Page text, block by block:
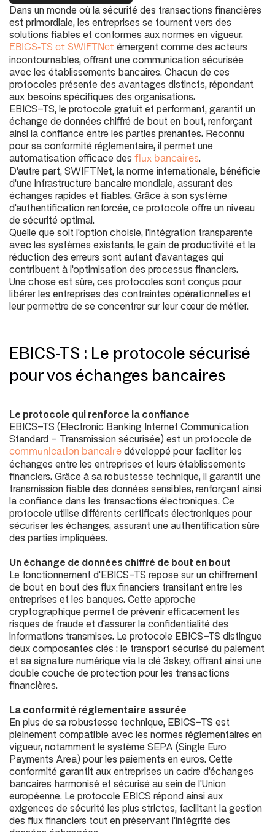
Dans un monde où la sécurité des transactions financières
est primordiale, les entreprises se tournent vers des
solutions fiables et conformes aux normes en vigueur.
EBICS-TS et SWIFTNet émergent comme des acteurs
incontournables, offrant une communication sécurisée
avec les établissements bancaires. Chacun de ces
protocoles présente des avantages distincts, répondant
aux besoins spécifiques des organisations.
EBICS-TS, le protocole gratuit et performant, garantit un
échange de données chiffré de bout en bout, renforçant
ainsi la confiance entre les parties prenantes. Reconnu
pour sa conformité réglementaire, il permet une
automatisation efficace des flux bancaires.
D'autre part, SWIFTNet, la norme internationale, bénéficie
d'une infrastructure bancaire mondiale, assurant des
échanges rapides et fiables. Grâce à son système
d'authentification renforcée, ce protocole offre un niveau
de sécurité optimal.
Quelle que soit l'option choisie, l'intégration transparente
avec les systèmes existants, le gain de productivité et la
réduction des erreurs sont autant d'avantages qui
contribuent à l'optimisation des processus financiers.
Une chose est sûre, ces protocoles sont conçus pour
libérer les entreprises des contraintes opérationnelles et
leur permettre de se concentrer sur leur cœur de métier.
EBICS-TS : Le protocole sécurisé
pour vos échanges bancaires
Le protocole qui renforce la confiance
EBICS-TS (Electronic Banking Internet Communication
Standard - Transmission sécurisée) est un protocole de
communication bancaire développé pour faciliter les
échanges entre les entreprises et leurs établissements
financiers. Grâce à sa robustesse technique, il garantit une
transmission fiable des données sensibles, renforçant ainsi
la confiance dans les transactions électroniques. Ce
protocole utilise différents certificats électroniques pour
sécuriser les échanges, assurant une authentification sûre
des parties impliquées.
Un échange de données chiffré de bout en bout
Le fonctionnement d'EBICS-TS repose sur un chiffrement
de bout en bout des flux financiers transitant entre les
entreprises et les banques. Cette approche
cryptographique permet de prévenir efficacement les
risques de fraude et d'assurer la confidentialité des
informations transmises. Le protocole EBICS-TS distingue
deux composantes clés : le transport sécurisé du paiement
et sa signature numérique via la clé 3skey, offrant ainsi une
double couche de protection pour les transactions
financières.
La conformité réglementaire assurée
En plus de sa robustesse technique, EBICS-TS est
pleinement compatible avec les normes réglementaires en
vigueur, notamment le système SEPA (Single Euro
Payments Area) pour les paiements en euros. Cette
conformité garantit aux entreprises un cadre d'échanges
bancaires harmonisé et sécurisé au sein de l'Union
européenne. Le protocole EBICS répond ainsi aux
exigences de sécurité les plus strictes, facilitant la gestion
des flux financiers tout en préservant l'intégrité des